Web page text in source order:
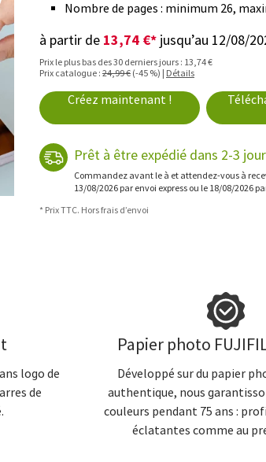
Nombre de pages : minimum 26,
à partir de 13,74 €* jusqu’au 12/08/
Prix le plus bas des 30 derniers jours : 13,74 €
Prix catalogue :24,99 €(-45 %) | Détails
Créez maintenant !
Prêt à être expédié dans 2-3
Commandez avant le à et attendez-vous à
13/08/2026 par envoi express ou le 18/08/2026
* Prix TTC. Hors frais d’envoi
logo de
de
Papier photo
Développé sur du papier
authentique, nous
couleurs pendant 75 ans :
éclatantes comme au